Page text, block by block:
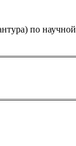
по научной